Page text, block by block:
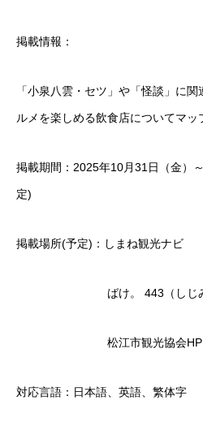
掲載情報：
「小泉八雲・セツ」や「怪談」に
ルメを楽しめる飲食店についてマッ
掲載期間：2025年10月31日（金）
定)
掲載場所(予定)：しまね観光ナビ
ばけ。 443（しじみ）が
松江市観光協会HP
対応言語：日本語、英語、繁体字